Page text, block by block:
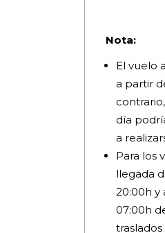
Nota:
El vuelo
a partir
día
a
Para los
llegada
20:00h y
07:00h